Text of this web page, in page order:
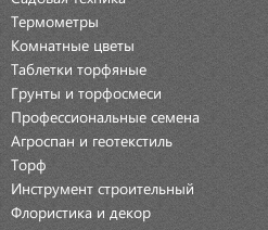
Термометры
Комнатные цветы
Таблетки торфяные
Грунты и торфосмеси
Профессиональные семена
Агроспан и геотекстиль
Торф
Инструмент строительный
Флористика и декор